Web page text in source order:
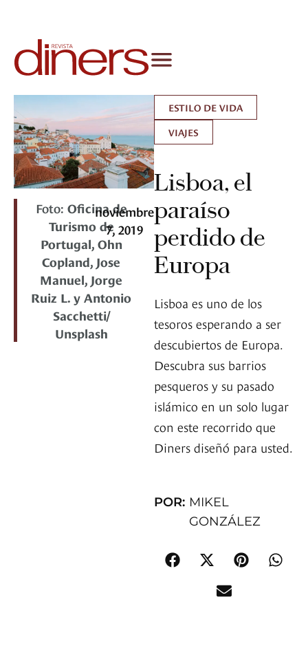
Foto: Oficina de
Turismo de
Portugal, Ohn
Copland, Jose
Manuel, Jorge
Ruiz L. y Antonio
Sacchetti/
Unsplash
noviembre
7, 2019
ESTILO DE VIDA
VIAJES
Lisboa, el
paraíso
perdido de
Europa
Lisboa es uno de los
tesoros esperando a ser
descubiertos de Europa.
Descubra sus barrios
pesqueros y su pasado
islámico en un solo lugar
con este recorrido que
Diners diseñó para usted.
POR: MIKEL
GONZÁLEZ